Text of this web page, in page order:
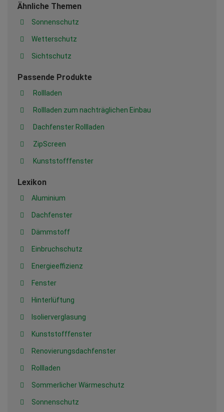
Ähnliche Themen
Sonnenschutz
Wetterschutz
Sichtschutz
Passende Produkte
Rollladen
Rollladen zum nachträglichen Einbau
Dachfenster Rollladen
ZipScreen
Kunststofffenster
Lexikon
Aluminium
Dachfenster
Dämmstoff
Einbruchschutz
Energieeffizienz
Fenster
Hinterlüftung
Isolierverglasung
Kunststofffenster
Renovierungsdachfenster
Rollladen
Sommerlicher Wärmeschutz
Sonnenschutz